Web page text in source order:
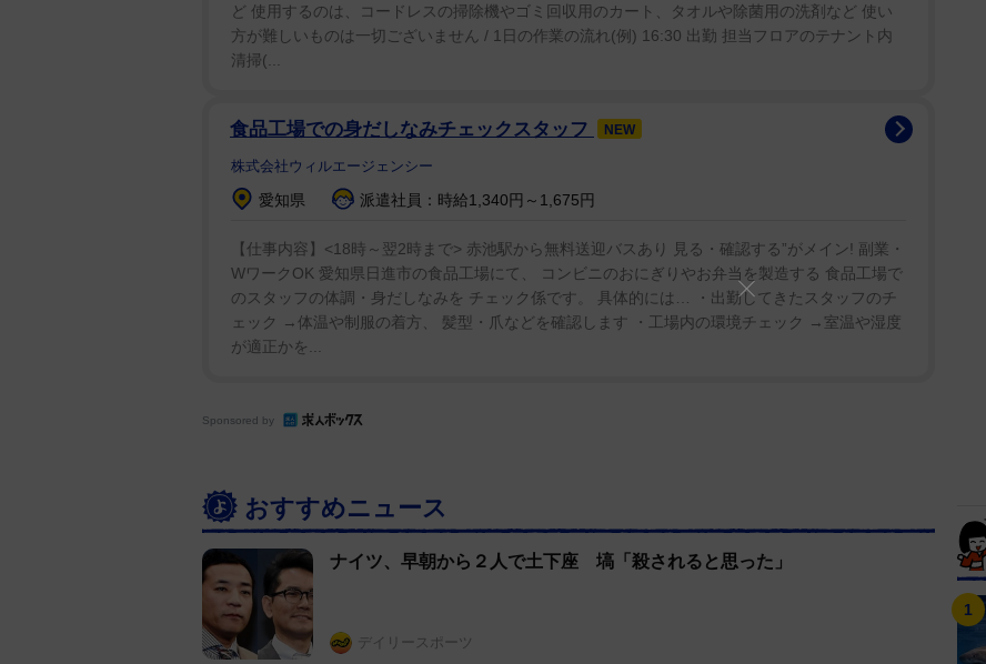
それ以降、やすしさんが東京に来ると酒席に招集されるようになり、木久扇は飲み代
を払いながらお客さんに謝ったという。
銀座の高級クラブからの帰り、エレベーターに乗ろうとしたが、満員で入れない状態
だったことに、やすしさんは怒り心頭。閉まりかけたエレベーターの扉に足を掛けて開
ら８０万か１００万か知らんけど、２０００万が乗れへんのに、なんで８０万、１００
万が乗っとるんや。降りんかい！」。そうタンカを切って、乗客を蹴り始めた。
その後、やすしさんと木久扇がエレベーターに乗って降りると、罵声を浴びた人たち
◇ ◇ ◇
こうした強烈な体験があっても、木久扇は逃げることなく、正面から受け止めた。１
９８２年に自身が会長を務める「全国ラーメン党」を結成した際、やすしさんが副会長
に就任したことからも分かるように、２人は固い絆で結ばれていた。
ど 使用するのは、コードレスの掃除機やゴミ回収用のカート、タオルや除菌用の洗剤など 使い
方が難しいものは一切ございません / 1日の作業の流れ(例) 16:30 出勤 担当フロアのテナント内
清掃(...
食品工場での身だしなみチェックスタッフ NEW
株式会社ウィルエージェンシー
愛知県 派遣社員：時給1,340円～1,675円
【仕事内容】<18時～翌2時まで> 赤池駅から無料送迎バスあり 見る・確認する”がメイン! 副業・
WワークOK 愛知県日進市の食品工場にて、 コンビニのおにぎりやお弁当を製造する 食品工場で
のスタッフの体調・身だしなみを チェック係です。 具体的には… ・出勤してきたスタッフのチ
ェック →体温や制服の着方、 髪型・爪などを確認します ・工場内の環境チェック →室温や湿度
が適正かを...
Sponsored by
おすすめニュース
ナイツ、早朝から２人で土下座 塙「殺されると思った」
デイリースポーツ